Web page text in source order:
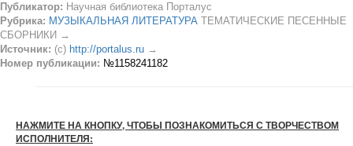
Публикатор: Научная библиотека Порталус
Рубрика: МУЗЫКАЛЬНАЯ ЛИТЕРАТУРА ТЕМАТИЧЕСКИЕ ПЕСЕННЫЕ
СБОРНИКИ →
Источник: (c) http://portalus.ru →
Номер публикации: №1158241182
НАЖМИТЕ НА КНОПКУ, ЧТОБЫ ПОЗНАКОМИТЬСЯ С ТВОРЧЕСТВОМ
ИСПОЛНИТЕЛЯ: